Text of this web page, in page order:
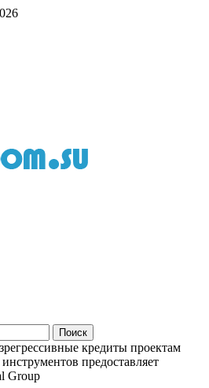
кредиты проектам
предоставляет
Group